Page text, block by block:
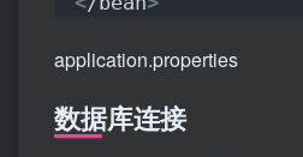
application.properties
数据库连接